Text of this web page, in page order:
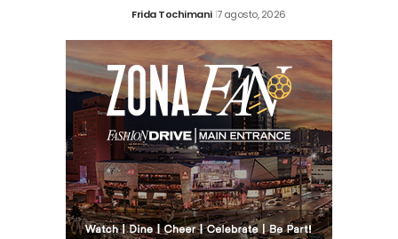
Frida Tochimani 7 agosto, 2026